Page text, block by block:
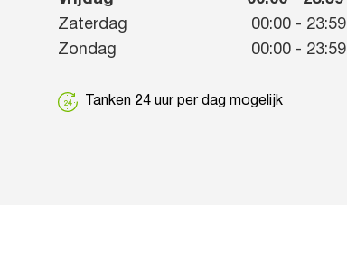
Zaterdag
00:00 - 23:59
Zondag
00:00 - 23:59
Tanken 24 uur per dag mogelijk